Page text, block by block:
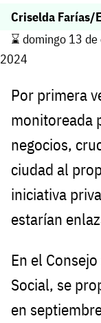
Criselda Farías/
⌛️ domingo 13
2024
Por primera
monitoreada
negocios,
ciudad al
iniciativa
estarían
En el
Social, se
en